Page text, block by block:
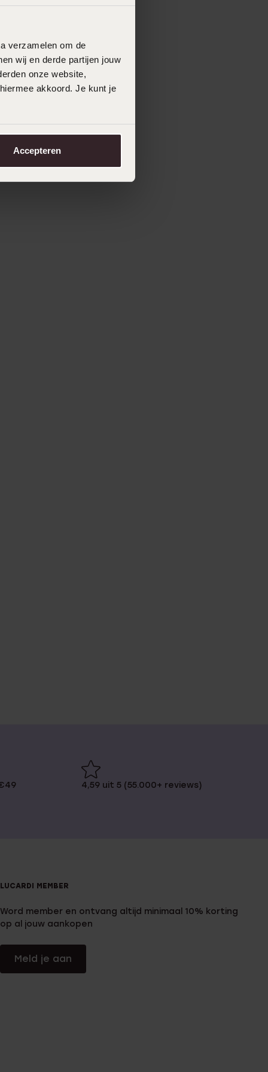
verzamelen om de
wij en derde partijen jouw
onze website,
akkoord. Je kunt je
Accepteren
4,59 uit 5 (55.000+ reviews)
LUCARDI MEMBER
Word member en ontvang altijd minimaal 10% korting
op al jouw aankopen
Meld je aan